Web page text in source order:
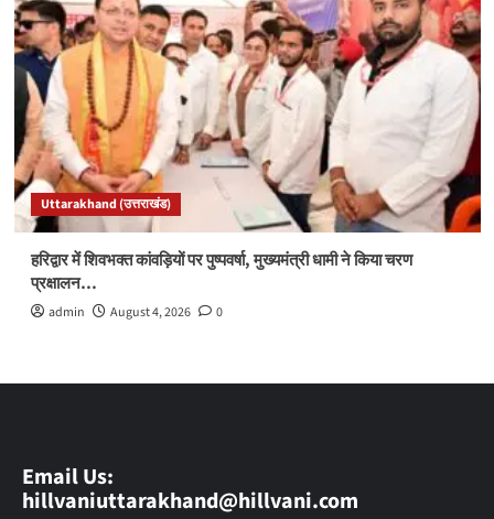
Uttarakhand (उत्तराखंड)
हरिद्वार में शिवभक्त कांवड़ियों पर पुष्पवर्षा, मुख्यमंत्री धामी ने किया चरण
प्रक्षालन…
admin August 4, 2026 0
Email Us:
hillvaniuttarakhand@hillvani.com